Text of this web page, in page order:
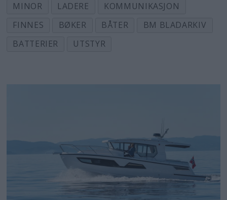
MINOR
LADERE
KOMMUNIKASJON
FINNES
BØKER BÅTER
BM BLADARKIV
BATTERIER
UTSTYR